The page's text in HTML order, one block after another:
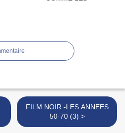
FILM NOIR -LES ANNEES
50-70 (3) >